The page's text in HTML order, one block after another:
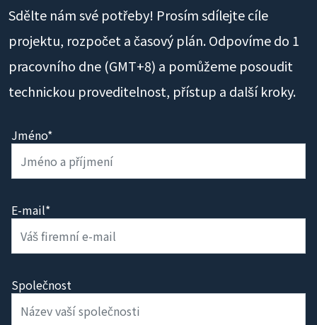
Sdělte nám své potřeby! Prosím sdílejte cíle
projektu, rozpočet a časový plán. Odpovíme do 1
pracovního dne (GMT+8) a pomůžeme posoudit
technickou proveditelnost, přístup a další kroky.
Jméno*
E-mail*
Společnost